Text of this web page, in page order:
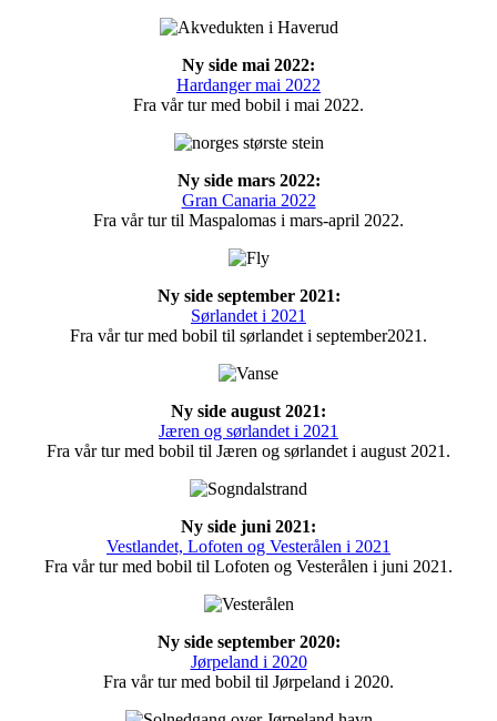
Ny side mai 2022:
Hardanger mai 2022
Fra vår tur med bobil i mai 2022.
Ny side mars 2022:
Gran Canaria 2022
Fra vår tur til Maspalomas i mars-april 2022.
Ny side september 2021:
Sørlandet i 2021
Fra vår tur med bobil til sørlandet i september2021.
Ny side august 2021:
Jæren og sørlandet i 2021
Fra vår tur med bobil til Jæren og sørlandet i august 2021.
Ny side juni 2021:
Vestlandet, Lofoten og Vesterålen i 2021
Fra vår tur med bobil til Lofoten og Vesterålen i juni 2021.
Ny side september 2020:
Jørpeland i 2020
Fra vår tur med bobil til Jørpeland i 2020.